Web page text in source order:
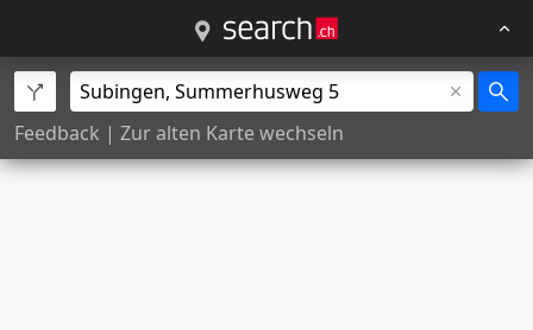
Feedback | Zur alten Karte wechseln